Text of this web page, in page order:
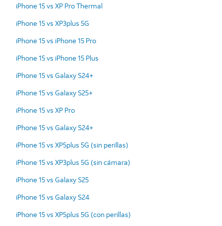
iPhone 15 vs XP Pro Thermal
iPhone 15 vs XP3plus 5G
iPhone 15 vs iPhone 15 Pro
iPhone 15 vs iPhone 15 Plus
iPhone 15 vs Galaxy S24+
iPhone 15 vs Galaxy S25+
iPhone 15 vs XP Pro
iPhone 15 vs Galaxy S24+
iPhone 15 vs XP5plus 5G (sin perillas)
iPhone 15 vs XP3plus 5G (sin cámara)
iPhone 15 vs Galaxy S25
iPhone 15 vs Galaxy S24
iPhone 15 vs XP5plus 5G (con perillas)